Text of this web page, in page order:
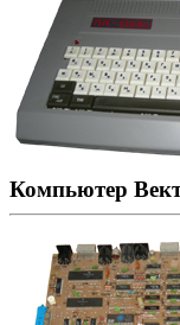
Компьютер